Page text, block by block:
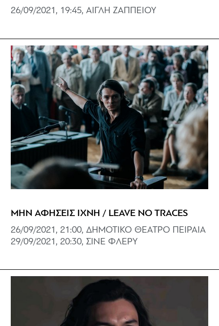
26/09/2021, 19:45, ΑΙΓΛΗ ΖΑΠΠΕΙΟΥ
ΜΗΝ ΑΦΗΣΕΙΣ ΙΧΝΗ / LEAVE NO TRACES
26/09/2021, 21:00, ΔΗΜΟΤΙΚΟ ΘΕΑΤΡΟ ΠΕΙΡΑΙΑ
29/09/2021, 20:30, ΣΙΝΕ ΦΛΕΡΥ